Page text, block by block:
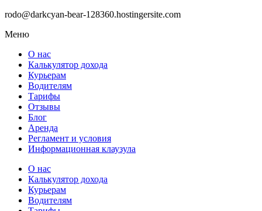
rodo@darkcyan-bear-128360.hostingersite.com
Меню
О нас
Калькулятор дохода
Курьерам
Водителям
Тарифы
Отзывы
Блог
Аренда
Регламент и условия
Информационная клаузула
О нас
Калькулятор дохода
Курьерам
Водителям